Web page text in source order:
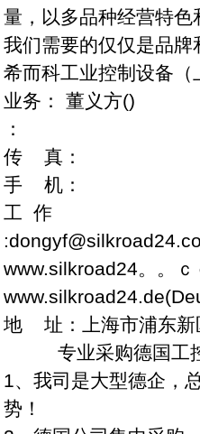
量，以多品种经营特
我们需要的仅仅是品牌
希而科工业控制设备（
业务： 董义方()
：
传 真：
手 机：
工 作
www.silkroad24。。
地 址：上海市浦东新
专业采购德国工控
1、我司是大型德企，
势！